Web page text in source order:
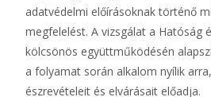
adatvédelmi előírásoknak történő
megfelelést. A vizsgálat a Hatóság
kölcsönös együttműködésén
a folyamat során alkalom nyílik
észrevételeit és elvárásait előadja.